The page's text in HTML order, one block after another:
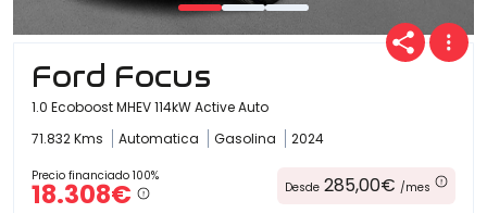
Ford Focus
1.0 Ecoboost MHEV 114kW Active Auto
71.832 Kms
Automatica Gasolina 2024
Precio financiado 100%
18.308€ Desde 285,00€ /mes